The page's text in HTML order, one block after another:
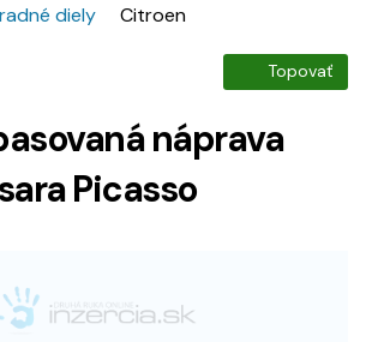
diely Citroen
Topovať
náprava
Picasso